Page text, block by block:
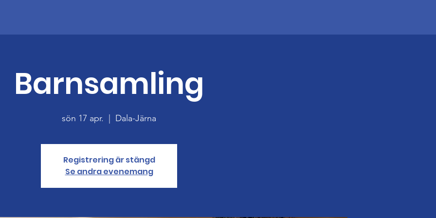
Barnsamling
sön 17 apr. Dala-Järna
Registrering är stängd
Se andra evenemang